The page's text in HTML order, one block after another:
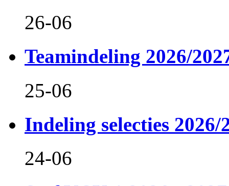
26-06
Teamindeling 2026/
25-06
Indeling selecties 2026/
24-06